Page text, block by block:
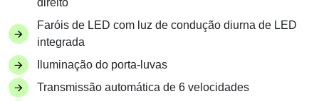
Faróis de LED com luz de condução diurna de LED
integrada
Iluminação do porta-luvas
Transmissão automática de 6 velocidades